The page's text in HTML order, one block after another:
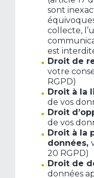
sont
collecte,
est
Droit de
votre
RGPD)
Droit à la
de vos
Droit
de vos
Droit à la
données,
20 RGPD)
Droit de
données